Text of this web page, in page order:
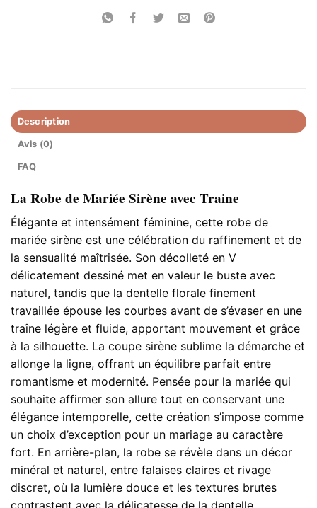
Description
Avis (0)
FAQ
La Robe de Mariée Sirène avec Traine
Élégante et intensément féminine, cette robe de
mariée sirène est une célébration du raffinement et de
la sensualité maîtrisée. Son décolleté en V
délicatement dessiné met en valeur le buste avec
naturel, tandis que la dentelle florale finement
travaillée épouse les courbes avant de s’évaser en une
traîne légère et fluide, apportant mouvement et grâce
à la silhouette. La coupe sirène sublime la démarche et
allonge la ligne, offrant un équilibre parfait entre
romantisme et modernité. Pensée pour la mariée qui
souhaite affirmer son allure tout en conservant une
élégance intemporelle, cette création s’impose comme
un choix d’exception pour un mariage au caractère
fort. En arrière-plan, la robe se révèle dans un décor
minéral et naturel, entre falaises claires et rivage
discret, où la lumière douce et les textures brutes
contrastent avec la délicatesse de la dentelle,